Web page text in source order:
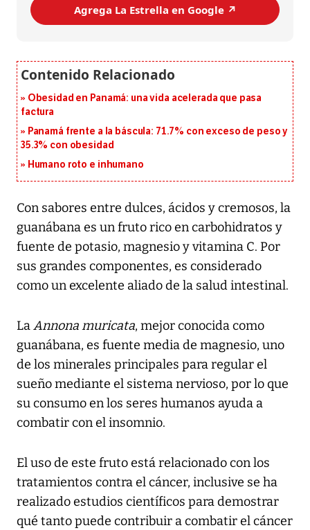
Agrega La Estrella en Google ↗️
Obesidad en Panamá: una vida acelerada que pasa
factura
Panamá frente a la báscula: 71.7% con exceso de peso y
35.3% con obesidad
Humano roto e inhumano
Con sabores entre dulces, ácidos y cremosos, la
guanábana es un fruto rico en carbohidratos y
fuente de potasio, magnesio y vitamina C. Por
sus grandes componentes, es considerado
como un excelente aliado de la salud intestinal.
LaAnnona muricata, mejor conocida como
guanábana, es fuente media de magnesio, uno
de los minerales principales para regular el
sueño mediante el sistema nervioso, por lo que
su consumo en los seres humanos ayuda a
combatir con el insomnio.
El uso de este fruto está relacionado con los
tratamientos contra el cáncer, inclusive se ha
realizado estudios científicos para demostrar
qué tanto puede contribuir a combatir el cáncer